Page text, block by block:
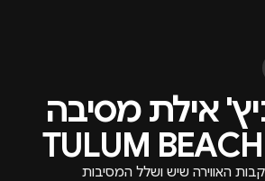
אילת מסיבה
האווירה שיש ושלל המסיבות